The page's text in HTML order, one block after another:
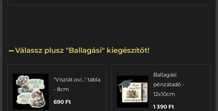
Válassz plusz "Ballagási" kiegészítőt!
"Viszlát ovi..." tábla
- 8cm
690 Ft
Ballagási
pénzátadó -
12x10cm
1 390 Ft